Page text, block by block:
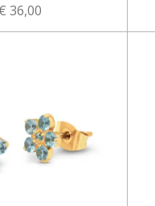
€ 36,00